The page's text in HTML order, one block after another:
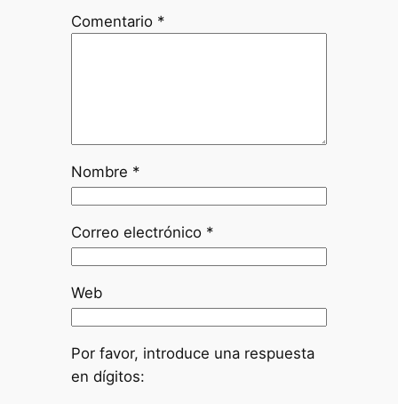
Comentario *
Nombre *
Correo electrónico *
Web
Por favor, introduce una respuesta
en dígitos: